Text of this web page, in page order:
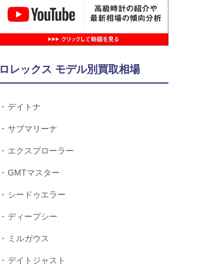
ロレックス モデル別買取相場
デイトナ
サブマリーナ
エクスプローラー
GMTマスター
シードゥエラー
ディープシー
ミルガウス
デイトジャスト